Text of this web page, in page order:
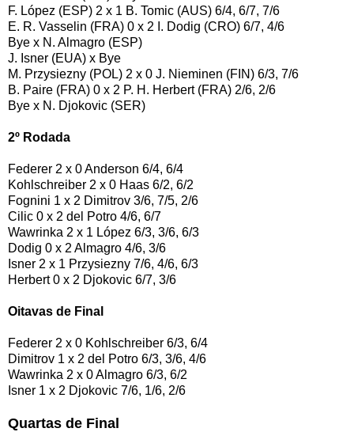
F. López (ESP) 2 x 1 B. Tomic (AUS) 6/4, 6/7, 7/6
E. R. Vasselin (FRA) 0 x 2 I. Dodig (CRO) 6/7, 4/6
Bye x N. Almagro (ESP)
J. Isner (EUA) x Bye
M. Przysiezny (POL) 2 x 0 J. Nieminen (FIN) 6/3, 7/6
B. Paire (FRA) 0 x 2 P. H. Herbert (FRA) 2/6, 2/6
Bye x N. Djokovic (SER)
2º Rodada
Federer 2 x 0 Anderson 6/4, 6/4
Kohlschreiber 2 x 0 Haas 6/2, 6/2
Fognini 1 x 2 Dimitrov 3/6, 7/5, 2/6
Cilic 0 x 2 del Potro 4/6, 6/7
Wawrinka 2 x 1 López 6/3, 3/6, 6/3
Dodig 0 x 2 Almagro 4/6, 3/6
Isner 2 x 1 Przysiezny 7/6, 4/6, 6/3
Herbert 0 x 2 Djokovic 6/7, 3/6
Oitavas de Final
Federer 2 x 0 Kohlschreiber 6/3, 6/4
Dimitrov 1 x 2 del Potro 6/3, 3/6, 4/6
Wawrinka 2 x 0 Almagro 6/3, 6/2
Isner 1 x 2 Djokovic 7/6, 1/6, 2/6
Quartas de Final